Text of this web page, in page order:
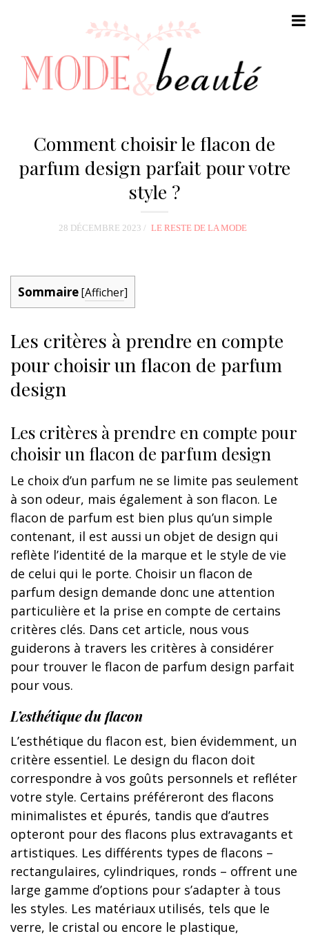
Comment choisir le flacon de
parfum design parfait pour votre
style ?
28 DÉCEMBRE 2023 LE RESTE DE LA MODE
Sommaire[Afficher]
Les critères à prendre en compte
pour choisir un flacon de parfum
design
Les critères à prendre en compte pour
choisir un flacon de parfum design
Le choix d’un parfum ne se limite pas seulement
à son odeur, mais également à son flacon. Le
flacon de parfum est bien plus qu’un simple
contenant, il est aussi un objet de design qui
reflète l’identité de la marque et le style de vie
de celui qui le porte. Choisir un flacon de
parfum design demande donc une attention
particulière et la prise en compte de certains
critères clés. Dans cet article, nous vous
guiderons à travers les critères à considérer
pour trouver le flacon de parfum design parfait
pour vous.
L’esthétique du flacon
L’esthétique du flacon est, bien évidemment, un
critère essentiel. Le design du flacon doit
correspondre à vos goûts personnels et refléter
votre style. Certains préféreront des flacons
minimalistes et épurés, tandis que d’autres
opteront pour des flacons plus extravagants et
artistiques. Les différents types de flacons –
rectangulaires, cylindriques, ronds – offrent une
large gamme d’options pour s’adapter à tous
les styles. Les matériaux utilisés, tels que le
verre, le cristal ou encore le plastique,